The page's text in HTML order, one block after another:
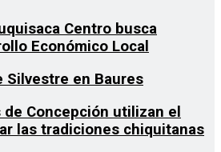
Centro busca
Económico Local
Silvestre en Baures
Concepción utilizan el
las tradiciones chiquitanas